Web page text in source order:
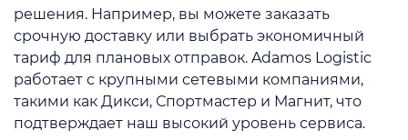
решения. Например, вы можете заказать
срочную доставку или выбрать экономичный
тариф для плановых отправок. Adamos Logistic
работает с крупными сетевыми компаниями,
такими как Дикси, Спортмастер и Магнит, что
подтверждает наш высокий уровень сервиса.